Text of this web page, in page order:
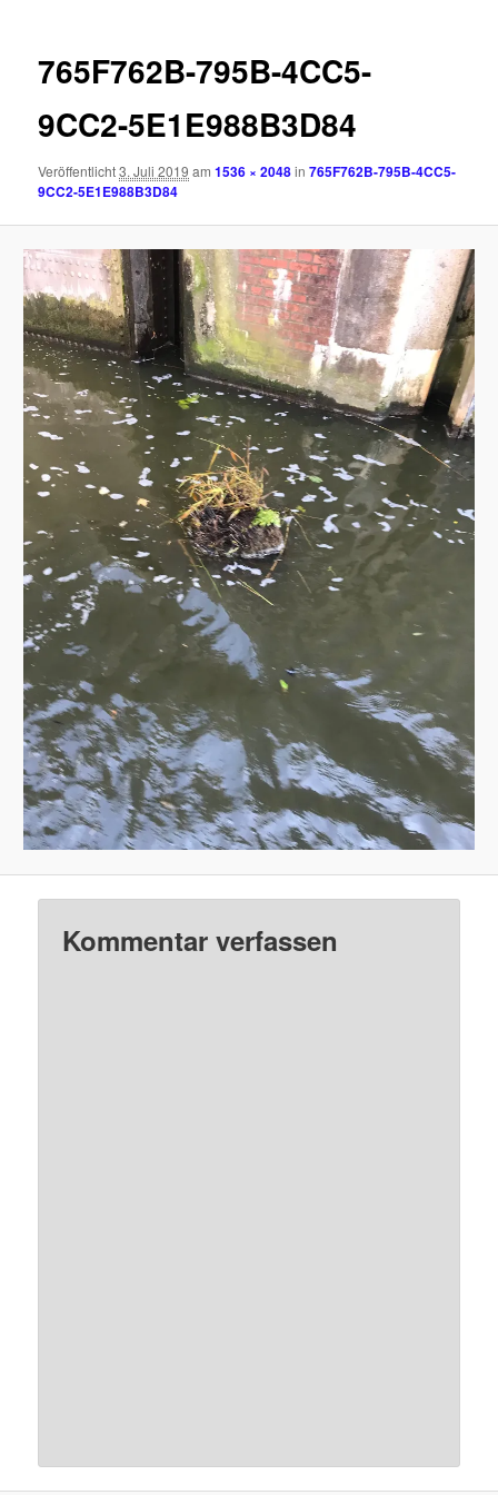
765F762B-795B-4CC5-
9CC2-5E1E988B3D84
Veröffentlicht3. Juli 2019 am1536 × 2048in765F762B-795B-4CC5-
9CC2-5E1E988B3D84
Kommentar verfassen